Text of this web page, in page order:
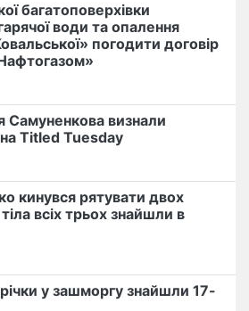
багатоповерхівки
води та опалення
погодити договір
Самуненкова визнали
Titled Tuesday
кинувся рятувати двох
всіх трьох знайшли в
у зашморгу знайшли 17-